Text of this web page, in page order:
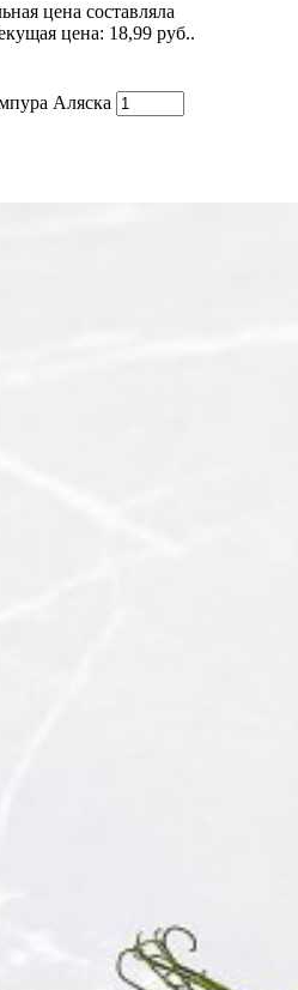
цена составляла
цена: 18,99 руб..
Аляска